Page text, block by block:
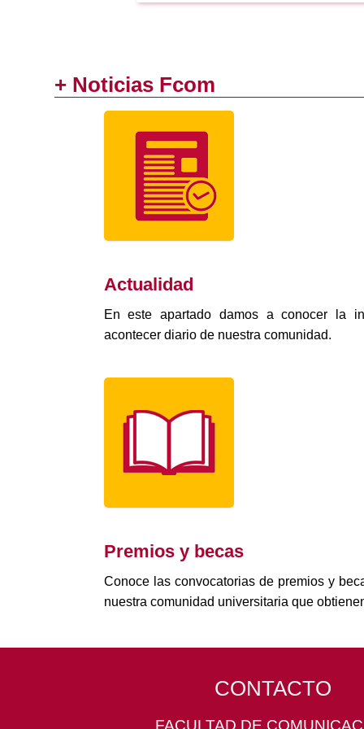
+ Noticias Fcom
Actualidad
En este apartado damos a conocer la
acontecer diario de nuestra comunidad.
Premios y becas
Conoce las convocatorias de premios y
nuestra comunidad universitaria que
CONTACTO
FACULTAD DE